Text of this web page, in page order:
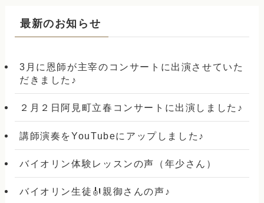
最新のお知らせ
3月に恩師が主宰のコンサートに出演させていた
だきました♪
２月２日阿見町立春コンサートに出演しました♪
講師演奏をYouTubeにアップしました♪
バイオリン体験レッスンの声（年少さん）
バイオリン生徒🎻親御さんの声♪